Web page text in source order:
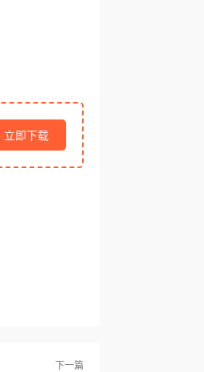
立即下载
下一篇